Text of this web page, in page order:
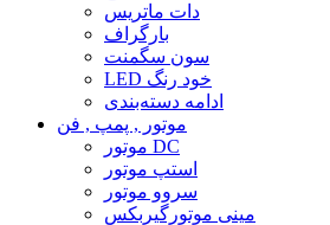
دات ماتریس
بارگراف
سون سگمنت
LED خود رنگ
ادامه دسته‌بندی
موتور , پمپ , فن
موتور DC
استپ موتور
سروو موتور
مینی موتورگیربکس